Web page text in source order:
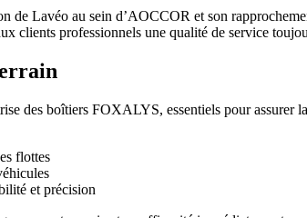
de Lavéo au sein d’AOCCOR et son
clients professionnels une qualité de service
des boîtiers FOXALYS, essentiels pour
flottes
et précision